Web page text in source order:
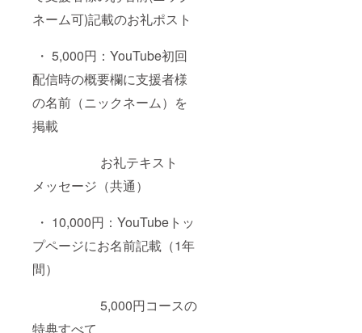
ネーム可)記載のお礼ポスト
・ 5,000円：YouTube初回
配信時の概要欄に支援者様
の名前（ニックネーム）を
掲載
お礼テキスト
メッセージ（共通）
・ 10,000円：YouTubeトッ
プページにお名前記載（1年
間）
5,000円コースの
特典すべて